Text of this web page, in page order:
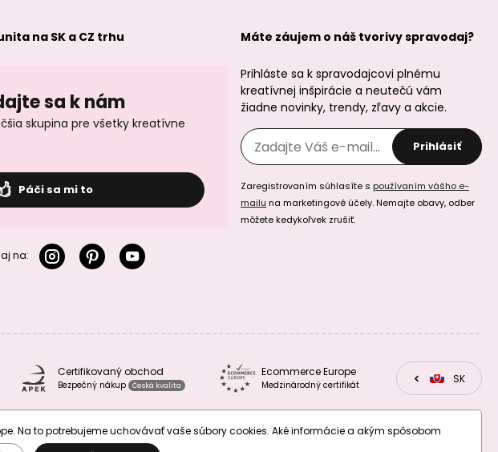
slečna Králíčková
slečna
Manumi kreatívna
sada na
háčkovanú
kabelku na mobil
Manumi kreatívna
sada na
háčkovanú
Manumi kreatívna
sada na výrobu
náramkov z
znamenia
Manumi kreatívna
sada pre deti na
výrobu mydiel s
motívmi
na SK a CZ trhu
sa k nám
skupina pre všetky kreatívne
Páči sa mi to
na:
Máte záujem o náš tvorivy spravodaj?
Prihláste sa k spravodajcovi plnému
kreatívnej inšpirácie a neutečú vám
žiadne novinky, trendy, zľavy a akcie.
Prihlásiť
Zaregistrovaním súhlasíte s používaním vášho e-
mailu na marketingové účely. Nemajte obavy, odber
môžete kedykoľvek zrušiť.
Certifikovaný obchod
Bezpečný nákup Česká kvalita
Ecommerce Europe
Medzinárodný certifikát CZSK
Na to potrebujeme uchovávať vaše súbory cookies. Aké informácie a akým spôsobom